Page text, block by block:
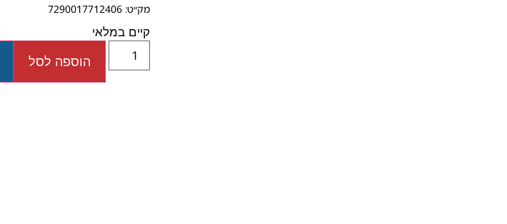
מק״ט: 7290017712406
קיים במלאי
הוספה לסל